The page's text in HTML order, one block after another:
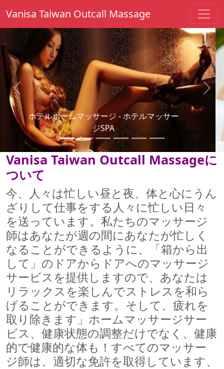
Vanisa Taiwan Outcall Massage
はマッサージを送った - カップルマッサー
ジ
Previous Next
Vanisa Taiwan Outcall Massageに
ついて
今、人々は忙しい昼と夜、体と心にうん
ざりして仕事をする人々に忙しい日々
を送っています。私たちのマッサージ
師はあなたが週の間にあなたが忙しく
なることができるように、「箱から出
して」のドアからドアへのマッサージ
サービスを提供しますので、あなたは
リラックスを楽しんでストレスを和ら
げることができます。そして、疲れを
取り除きます」ホームマッサージサー
ビス、健康状態の調整だけでなく、健康
的で健康的な体も！すべてのマッサー
ジ師は、適切な免許を取得しています、